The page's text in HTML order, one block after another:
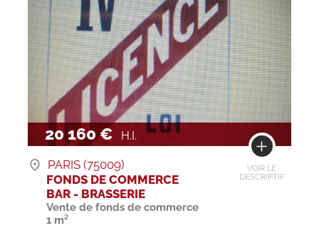
20 160 € H.I.
VOIR LE
DESCRIPTIF
PARIS (75009)
FONDS DE COMMERCE
BAR - BRASSERIE
Vente de fonds de commerce
1 m²